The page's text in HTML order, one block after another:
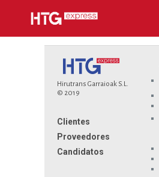
Hirutrans Garraioak S.L.
© 2019
Clientes
Proveedores
Candidatos